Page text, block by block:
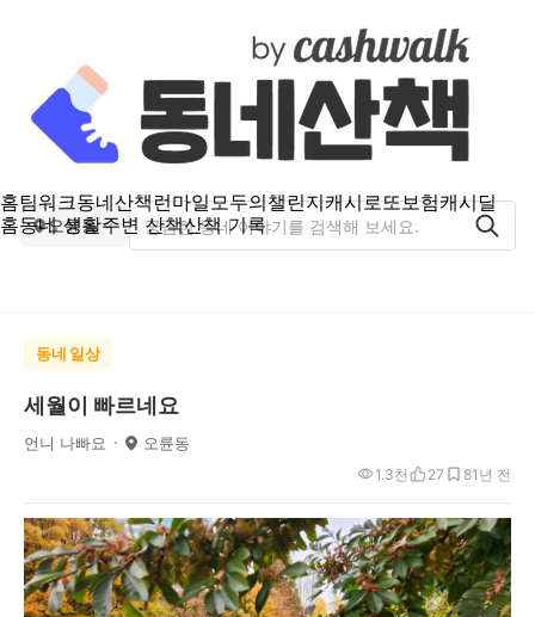
홈팀워크동네산책런마일모두의챌린지캐시로또보험캐시딜
홈동네 생활주변 산책산책 기록
오륜동
동네 일상
세월이 빠르네요
언니 나빠요 오륜동
1년 전
1.3천 27 8